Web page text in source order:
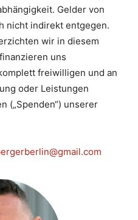
Gelder von
nicht indirekt entgegen.
wir in diesem
uns
freiwilligen und an
oder Leistungen
(„Spenden“) unserer